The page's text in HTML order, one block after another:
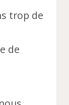
trop de
de